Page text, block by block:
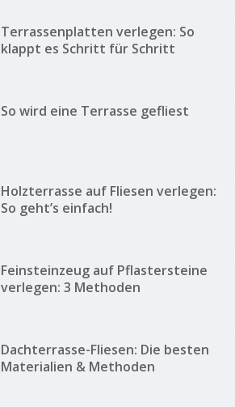
Terrassenplatten verlegen: So
klappt es Schritt für Schritt
So wird eine Terrasse gefliest
Holzterrasse auf Fliesen verlegen:
So geht’s einfach!
Feinsteinzeug auf Pflastersteine
verlegen: 3 Methoden
Dachterrasse-Fliesen: Die besten
Materialien & Methoden